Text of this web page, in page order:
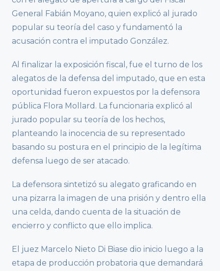
General Fabián Moyano, quien explicó al jurado
popular su teoría del caso y fundamentó la
acusación contra el imputado González.
Al finalizar la exposición fiscal, fue el turno de los
alegatos de la defensa del imputado, que en esta
oportunidad fueron expuestos por la defensora
pública Flora Mollard. La funcionaria explicó al
jurado popular su teoría de los hechos,
planteando la inocencia de su representado
basando su postura en el principio de la legítima
defensa luego de ser atacado.
La defensora sintetizó su alegato graficando en
una pizarra la imagen de una prisión y dentro ella
una celda, dando cuenta de la situación de
encierro y conflicto que ello implica.
El juez Marcelo Nieto Di Biase dio inicio luego a la
etapa de producción probatoria que demandará